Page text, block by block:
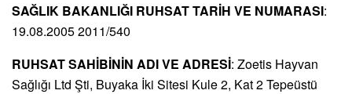
SAĞLIK BAKANLIĞI RUHSAT TARİH VE NUMARASI:
19.08.2005 2011/540
RUHSAT SAHİBİNİN ADI VE ADRESİ: Zoetis Hayvan
Sağlığı Ltd Şti, Buyaka İki Sitesi Kule 2, Kat 2 Tepeüstü